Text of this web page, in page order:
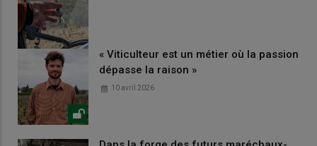
« Viticulteur est un métier où la passion
dépasse la raison »
10 avril 2026